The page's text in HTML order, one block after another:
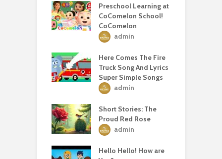
Preschool Learning at
CoComelon School!
CoComelon
admin
Here Comes The Fire
Truck Song And Lyrics
Super Simple Songs
admin
Short Stories: The
Proud Red Rose
admin
Hello Hello! How are